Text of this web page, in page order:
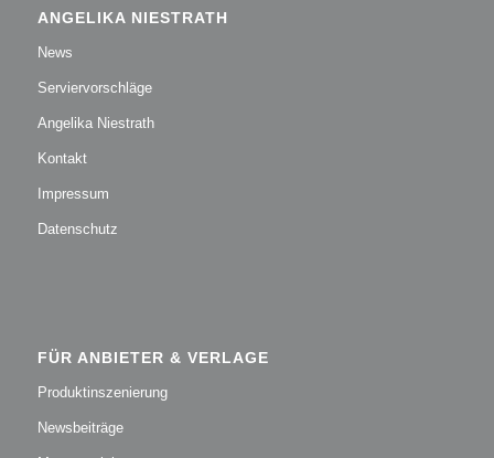
ANGELIKA NIESTRATH
News
Serviervorschläge
Angelika Niestrath
Kontakt
Impressum
Datenschutz
FÜR ANBIETER & VERLAGE
Produktinszenierung
Newsbeiträge